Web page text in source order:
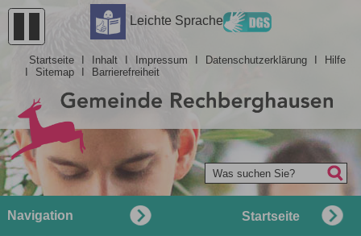
Barrierefreiheit
Leichte Sprache
Startseite Inhalt Impressum Datenschutzerklärung
Hilfe
Sitemap Barrierefreiheit
Was suchen Sie?
Startseite
Navigation